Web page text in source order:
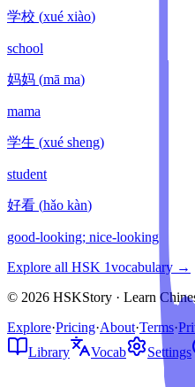
学校 (xué xiào)
school
妈妈 (mā ma)
mama
学生 (xué sheng)
student
好看 (hǎo kàn)
good-looking; nice-looking
Explore all HSK 1vocabulary →
© 2026 HSKStory · Learn
Explore·Pricing·About·Terms·
Library
Vocab Settings